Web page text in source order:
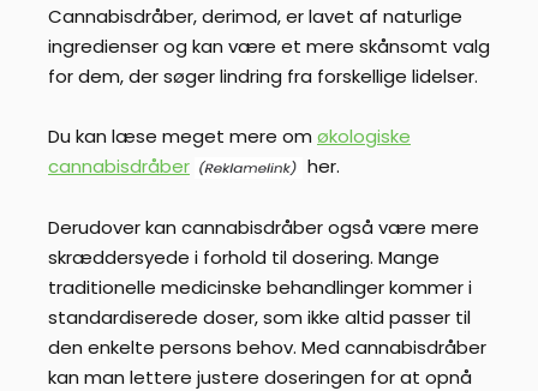
Cannabisdråber, derimod, er lavet af naturlige
ingredienser og kan være et mere skånsomt valg
for dem, der søger lindring fra forskellige lidelser.
Du kan læse meget mere om økologiske
cannabisdråber
her.
Derudover kan cannabisdråber også være mere
skræddersyede i forhold til dosering. Mange
traditionelle medicinske behandlinger kommer i
standardiserede doser, som ikke altid passer til
den enkelte persons behov. Med cannabisdråber
kan man lettere justere doseringen for at opnå